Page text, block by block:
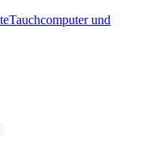
Tauchcomputer und